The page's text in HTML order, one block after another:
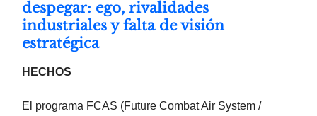
despegar: ego, rivalidades
industriales y falta de visión
estratégica
HECHOS
El programa FCAS (Future Combat Air System /